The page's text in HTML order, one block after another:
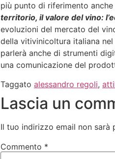
più punto di riferimento
territorio, il valore del vino:
evoluzioni del mercato del
della vitivinicoltura italiana
parlerà anche di strumenti
una comunicazione del
Taggato alessandro regoli,
Lascia un
Il tuo indirizzo email non sarà
Commento *